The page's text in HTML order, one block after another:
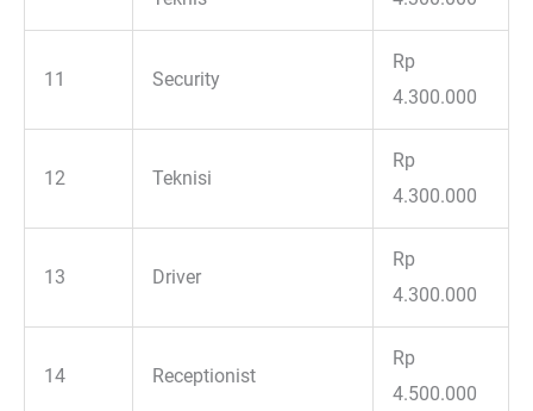
11 Security
Rp
4.300.000
12 Teknisi
Rp
4.300.000
13 Driver
Rp
4.300.000
14 Receptionist
Rp
4.500.000